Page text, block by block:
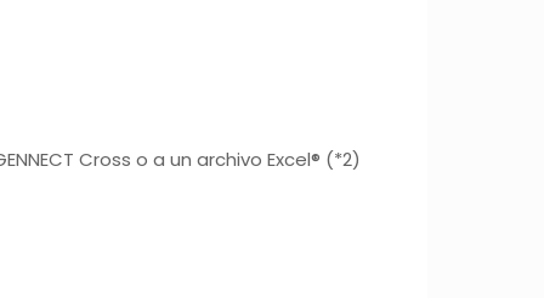
Cross o a un archivo Excel® (*2)